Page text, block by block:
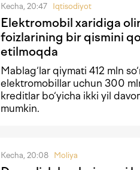
Kecha, 20:47 Iqtisodiyot
Elektromobil xaridiga
foizlarining bir qismini
etilmoqda
Mablag‘lar qiymati 412 mln
elektromobillar uchun 300
kreditlar bo‘yicha ikki yil
mumkin.
Kecha, 20:08 Moliya